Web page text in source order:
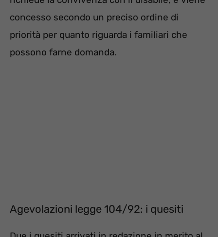
concesso secondo un preciso ordine di
priorità per quanto riguarda i familiari che
possono farne domanda.
Agevolazioni legge 104/92: i quesiti